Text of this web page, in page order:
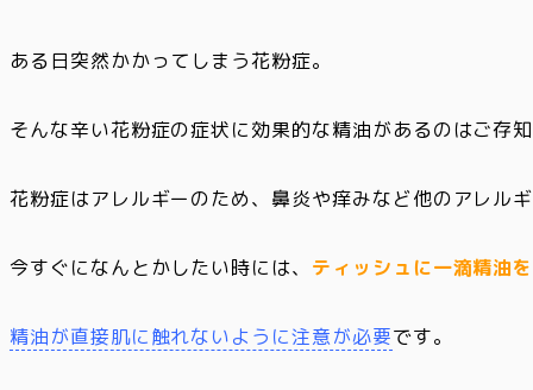
ある日突然かかってしまう花粉症。
そんな辛い花粉症の症状に効果的な精油があるのはご存
花粉症はアレルギーのため、鼻炎や痒みなど他のアレル
今すぐになんとかしたい時には、 ティッシュに一滴精油
精油が直接肌に触れないように注意が必要です。